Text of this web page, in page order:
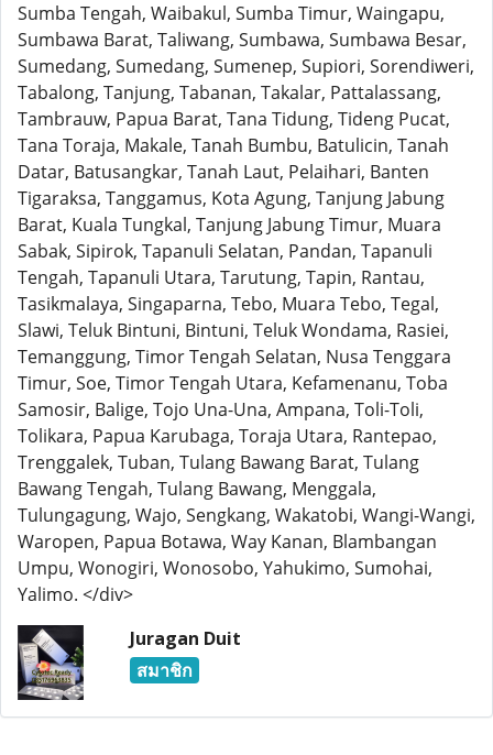
Sumba Tengah, Waibakul, Sumba Timur, Waingapu,
Sumbawa Barat, Taliwang, Sumbawa, Sumbawa Besar,
Sumedang, Sumedang, Sumenep, Supiori, Sorendiweri,
Tabalong, Tanjung, Tabanan, Takalar, Pattalassang,
Tambrauw, Papua Barat, Tana Tidung, Tideng Pucat,
Tana Toraja, Makale, Tanah Bumbu, Batulicin, Tanah
Datar, Batusangkar, Tanah Laut, Pelaihari, Banten
Tigaraksa, Tanggamus, Kota Agung, Tanjung Jabung
Barat, Kuala Tungkal, Tanjung Jabung Timur, Muara
Sabak, Sipirok, Tapanuli Selatan, Pandan, Tapanuli
Tengah, Tapanuli Utara, Tarutung, Tapin, Rantau,
Tasikmalaya, Singaparna, Tebo, Muara Tebo, Tegal,
Slawi, Teluk Bintuni, Bintuni, Teluk Wondama, Rasiei,
Temanggung, Timor Tengah Selatan, Nusa Tenggara
Timur, Soe, Timor Tengah Utara, Kefamenanu, Toba
Samosir, Balige, Tojo Una-Una, Ampana, Toli-Toli,
Tolikara, Papua Karubaga, Toraja Utara, Rantepao,
Trenggalek, Tuban, Tulang Bawang Barat, Tulang
Bawang Tengah, Tulang Bawang, Menggala,
Tulungagung, Wajo, Sengkang, Wakatobi, Wangi-Wangi,
Waropen, Papua Botawa, Way Kanan, Blambangan
Umpu, Wonogiri, Wonosobo, Yahukimo, Sumohai,
Yalimo. </div>
Juragan Duit
สมาชิก